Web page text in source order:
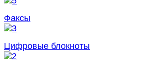
Факсы
Цифровые блокноты